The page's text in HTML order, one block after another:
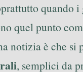
quando
quel punto
notizia è che si
, semplici da